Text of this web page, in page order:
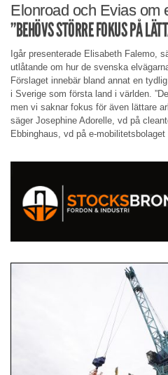
Elonroad och Evias om
”BEHÖVS STÖRRE FOKUS PÅ
Igår presenterade Elisabeth Falemo,
utlåtande om hur de svenska
Förslaget innebär bland annat en
i Sverige som första land i världen.
men vi saknar fokus för även lättare
säger Josephine Adorelle, vd på
Ebbinghaus, vd på e-mobilitetsbolaget